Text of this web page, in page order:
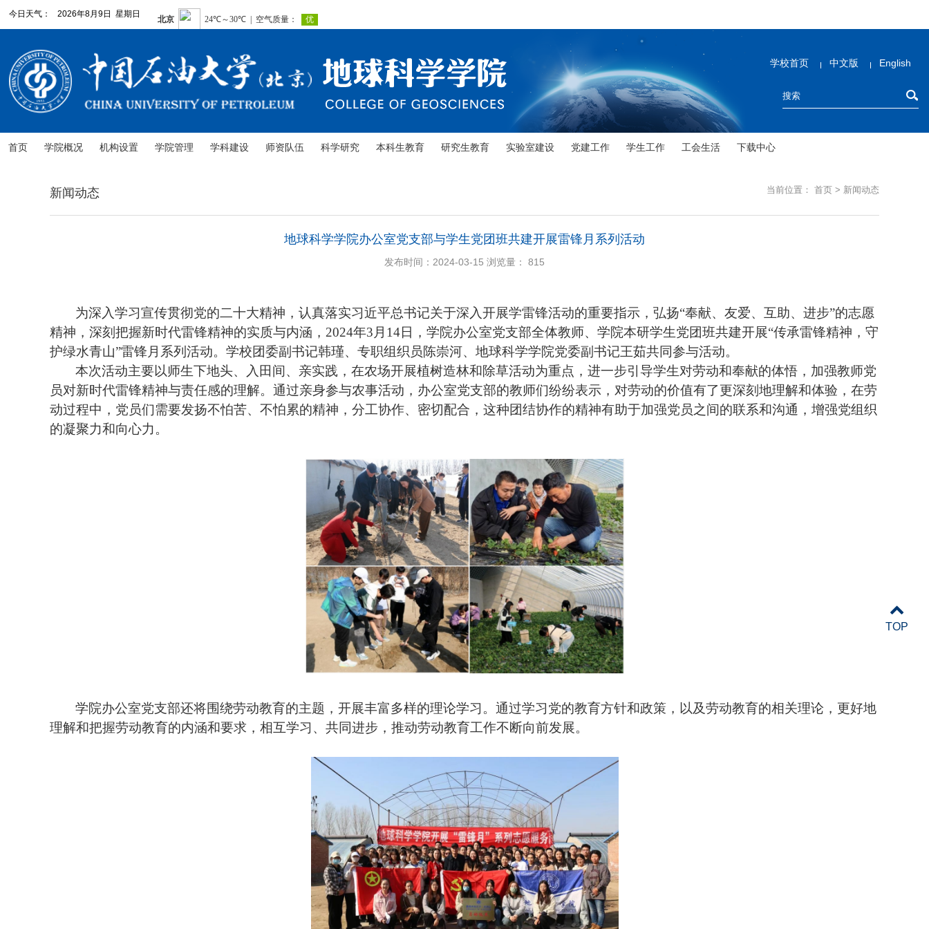
今日天气： 2026年8月9日 星期日
学校首页 中文版 English
首页 学院概况 机构设置 学院管理 学科建设 师资队伍 科学研究 本科生教育 研究生教育 实验室建设 党建工作 学生工作 工会生活 下载中心
当前位置： 首页 > 新闻动态
新闻动态
地球科学学院办公室党支部与学生党团班共建开展雷锋月系列活动
发布时间：2024-03-15 浏览量： 815
为深入学习宣传贯彻党的二十大精神，认真落实习近平总书记关于深入开展学雷锋活动的重要指示，弘扬“奉献、友爱、互助、进步”的志愿
精神，深刻把握新时代雷锋精神的实质与内涵，2024年3月14日，学院办公室党支部全体教师、学院本研学生党团班共建开展“传承雷锋精神，守
护绿水青山”雷锋月系列活动。学校团委副书记韩瑾、专职组织员陈崇河、地球科学学院党委副书记王茹共同参与活动。
本次活动主要以师生下地头、入田间、亲实践，在农场开展植树造林和除草活动为重点，进一步引导学生对劳动和奉献的体悟，加强教师党
员对新时代雷锋精神与责任感的理解。通过亲身参与农事活动，办公室党支部的教师们纷纷表示，对劳动的价值有了更深刻地理解和体验，在劳
动过程中，党员们需要发扬不怕苦、不怕累的精神，分工协作、密切配合，这种团结协作的精神有助于加强党员之间的联系和沟通，增强党组织
的凝聚力和向心力。
学院办公室党支部还将围绕劳动教育的主题，开展丰富多样的理论学习。通过学习党的教育方针和政策，以及劳动教育的相关理论，更好地
理解和把握劳动教育的内涵和要求，相互学习、共同进步，推动劳动教育工作不断向前发展。
TOP